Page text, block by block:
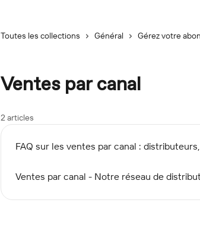
Toutes les collections Général Gérez votre
Ventes par canal
2 articles
FAQ sur les ventes par canal :
Ventes par canal - Notre réseau de